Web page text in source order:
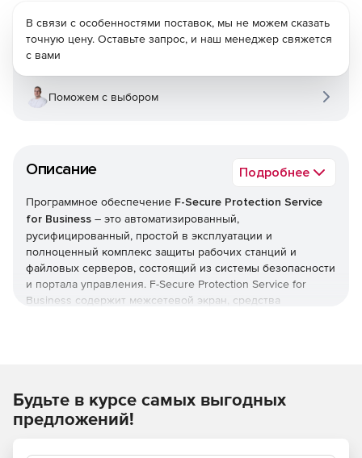
Описание Подробнее
Программное обеспечение F-Secure Protection Service
for Business – это автоматизированный,
русифицированный, простой в эксплуатации и
полноценный комплекс защиты рабочих станций и
файловых серверов, состоящий из системы безопасности
и портала управления. F-Secure Protection Service for
Business содержит межсетевой экран, средства
круглосуточное функционирование системы
безопасности с минимальным вмешательством
пользователя и нагрузкой на ресурсы.
В связи с особенностями поставок, мы не можем сказать
точную цену. Оставьте запрос, и наш менеджер свяжется
с вами
Поможем с выбором
Будьте в курсе самых выгодных
предложений!